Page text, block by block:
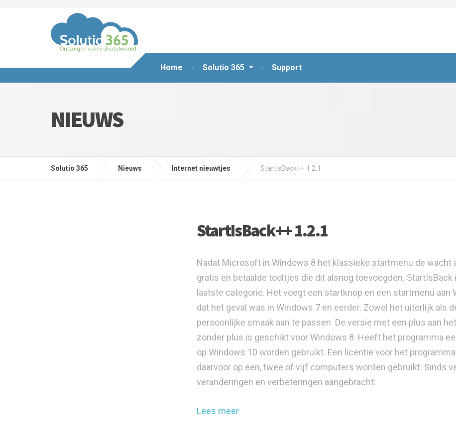
Home Solutio 365 Support
NIEUWS
Solutio 365 Nieuws Internet nieuwtjes StartIsBack++ 1.2.1
StartIsBack++ 1.2.1
Nadat Microsoft in Windows 8 het klassieke startmenu de wacht
gratis en betaalde tooltjes die dit alsnog toevoegden. StartIsBack
laatste categorie. Het voegt een startknop en een startmenu aan
dat het geval was in Windows 7 en eerder. Zowel het uiterlijk als
persoonlijke smaak aan te passen. De versie met een plus aan
zonder plus is geschikt voor Windows 8. Heeft het programma
op Windows 10 worden gebruikt. Een licentie voor het
daarvoor op een, twee of vijf computers worden gebruikt. Sinds
veranderingen en verbeteringen aangebracht:
Lees meer